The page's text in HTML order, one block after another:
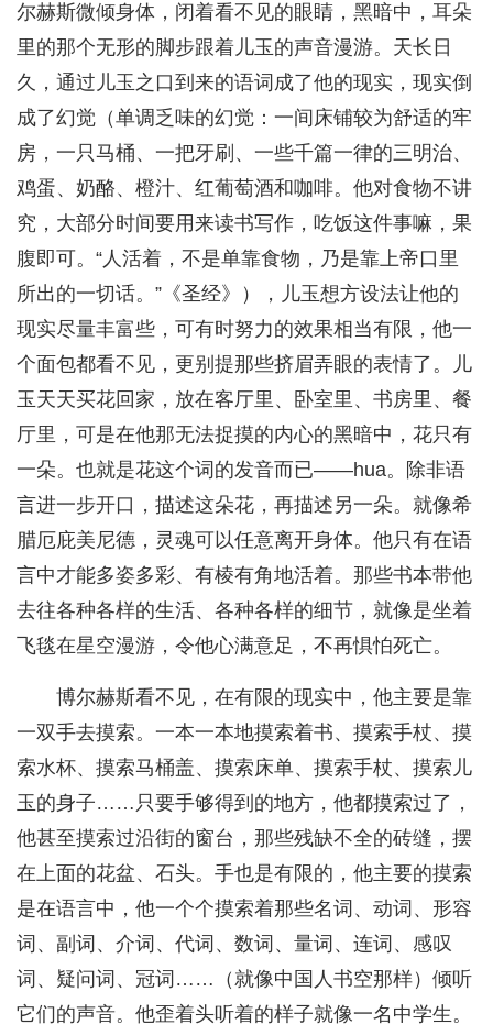
尔赫斯微倾身体，闭着看不见的眼睛，黑暗中，耳朵
里的那个无形的脚步跟着儿玉的声音漫游。天长日
久，通过儿玉之口到来的语词成了他的现实，现实倒
成了幻觉（单调乏味的幻觉：一间床铺较为舒适的牢
房，一只马桶、一把牙刷、一些千篇一律的三明治、
鸡蛋、奶酪、橙汁、红葡萄酒和咖啡。他对食物不讲
究，大部分时间要用来读书写作，吃饭这件事嘛，果
腹即可。“人活着，不是单靠食物，乃是靠上帝口里
所出的一切话。”《圣经》），儿玉想方设法让他的
现实尽量丰富些，可有时努力的效果相当有限，他一
个面包都看不见，更别提那些挤眉弄眼的表情了。儿
玉天天买花回家，放在客厅里、卧室里、书房里、餐
厅里，可是在他那无法捉摸的内心的黑暗中，花只有
一朵。也就是花这个词的发音而已——hua。除非语
言进一步开口，描述这朵花，再描述另一朵。就像希
腊厄庇美尼德，灵魂可以任意离开身体。他只有在语
言中才能多姿多彩、有棱有角地活着。那些书本带他
去往各种各样的生活、各种各样的细节，就像是坐着
飞毯在星空漫游，令他心满意足，不再惧怕死亡。
博尔赫斯看不见，在有限的现实中，他主要是靠
一双手去摸索。一本一本地摸索着书、摸索手杖、摸
索水杯、摸索马桶盖、摸索床单、摸索手杖、摸索儿
玉的身子……只要手够得到的地方，他都摸索过了，
他甚至摸索过沿街的窗台，那些残缺不全的砖缝，摆
在上面的花盆、石头。手也是有限的，他主要的摸索
是在语言中，他一个个摸索着那些名词、动词、形容
词、副词、介词、代词、数词、量词、连词、感叹
词、疑问词、冠词……（就像中国人书空那样）倾听
它们的声音。他歪着头听着的样子就像一名中学生。